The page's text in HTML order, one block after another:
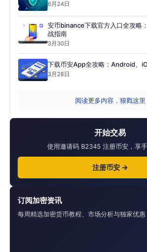
6月24日
安币binance下载官方入口全攻略
战指南
3月30日
下载币安App全攻略：Android、
3月28日
阅读更多内容，狠戳这里
开始交易
使用邀请码 B2345 注册币安，享
注册币安 →
订阅加密资讯
每周精选加密货币教程、市场分析与独家优惠